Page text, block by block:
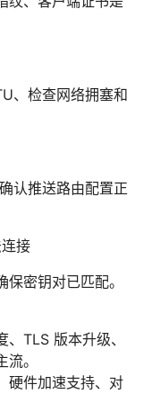
、检查网络拥塞和
认推送路由配置正
接
密钥对已匹配。
TLS 版本升级、
。
硬件加速支持、对